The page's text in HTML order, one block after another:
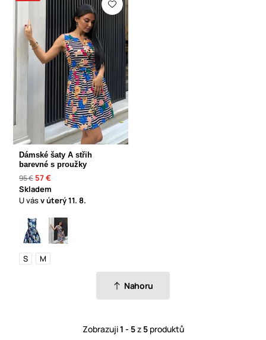
Dámské šaty A střih
barevné s proužky
95 € 57 €
Skladem
U vásv úterý11. 8.
S M
Nahoru
Zobrazuji1 - 5z 5produktů